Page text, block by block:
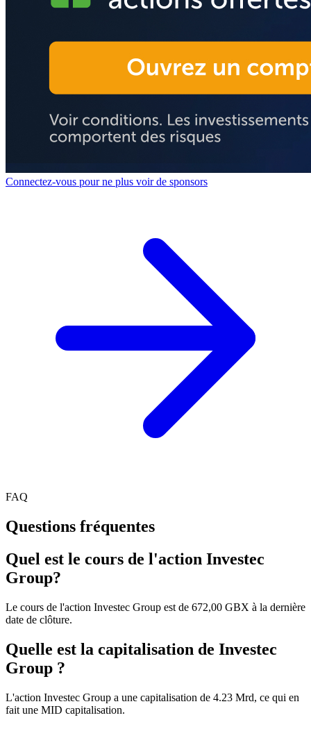
Connectez-vous pour ne plus voir de sponsors
FAQ
Questions fréquentes
Quel est le cours de l'action Investec
Group?
Le cours de l'action Investec Group est de 672,00 GBX à la dernière
date de clôture.
Quelle est la capitalisation de Investec
Group ?
L'action Investec Group a une capitalisation de 4.23 Mrd, ce qui en
fait une MID capitalisation.